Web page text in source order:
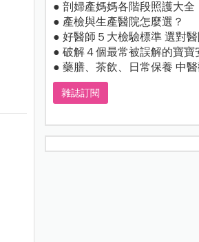
● 剖婦產媽媽各階段照護大全
● 產檢與生產醫院怎麼選？
● 好醫師５大檢驗標準 選對
● 破解４個最常被誤解的寶寶
● 藥膳、茶飲、日常保養 中
雜誌訂閱